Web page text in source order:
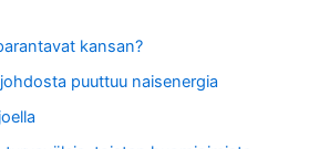
kansan?
puuttuu naisenergia